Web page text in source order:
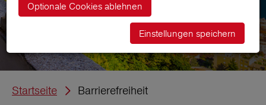
Startseite Barrierefreiheit
Optionale Cookies ablehnen
Einstellungen speichern